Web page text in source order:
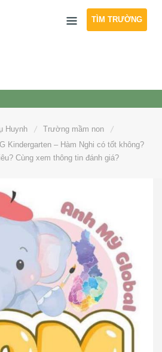
TÌM TRƯỜNG
Huynh
Trường mầm non
Kindergarten – Hàm Nghi có tốt không?
Cùng xem thông tin đánh giá?